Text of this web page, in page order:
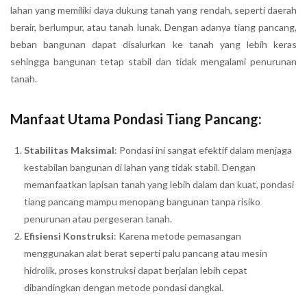
lahan yang memiliki daya dukung tanah yang rendah, seperti daerah
berair, berlumpur, atau tanah lunak. Dengan adanya tiang pancang,
beban bangunan dapat disalurkan ke tanah yang lebih keras
sehingga bangunan tetap stabil dan tidak mengalami penurunan
tanah.
Manfaat Utama Pondasi Tiang Pancang:
Stabilitas Maksimal: Pondasi ini sangat efektif dalam menjaga
kestabilan bangunan di lahan yang tidak stabil. Dengan
memanfaatkan lapisan tanah yang lebih dalam dan kuat, pondasi
tiang pancang mampu menopang bangunan tanpa risiko
penurunan atau pergeseran tanah.
Efisiensi Konstruksi: Karena metode pemasangan
menggunakan alat berat seperti palu pancang atau mesin
hidrolik, proses konstruksi dapat berjalan lebih cepat
dibandingkan dengan metode pondasi dangkal.